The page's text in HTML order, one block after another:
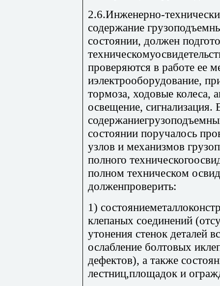
2.6.Инженерно-
содержание
состоянии, должен
проверяются в работе ее
иэлектрооборудование,
тормоза, ходовые колеса,
освещение, сигнализация.
состоянии поручалось
узлов и механизмов
полного
полном техническом
долженпроверить:
1)
клепаных соединений
утонения стенок деталей
ослабление болтовых
дефектов), а также
лестниц,площадок и